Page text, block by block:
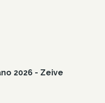
2026 - Zeive